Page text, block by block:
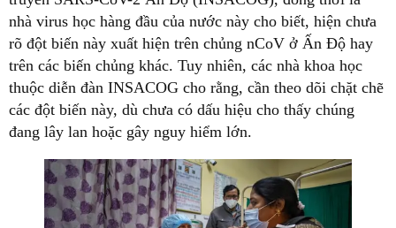
nhà virus học hàng đầu của nước này cho biết, hiện chưa
rõ đột biến này xuất hiện trên chủng nCoV ở Ấn Độ hay
trên các biến chủng khác. Tuy nhiên, các nhà khoa học
thuộc diễn đàn INSACOG cho rằng, cần theo dõi chặt chẽ
các đột biến này, dù chưa có dấu hiệu cho thấy chúng
đang lây lan hoặc gây nguy hiểm lớn.